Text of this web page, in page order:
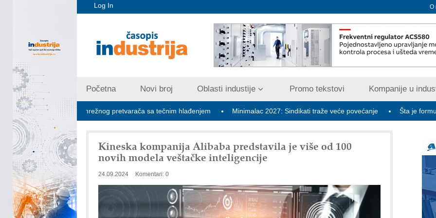
Log In O
Početna Novi broj Oblasti industije Promo tekstovi Kompanije u
1500 VDC mrežnog pretvarača sa tečnim hlađenjem Minimalac 2027: Sindikati traže veće povećanje Šta je formula za
Kineska kompanija Alibaba predstavila je više od 100
novih modela veštačke inteligencije
24.09.2024 Komentari: 0